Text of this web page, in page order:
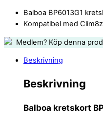
Balboa BP6013G1
Kompatibel med
Medlem? Köp denna
Beskrivning
Beskrivning
Balboa kretskort